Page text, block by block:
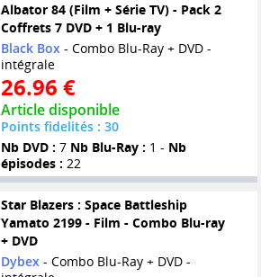
Albator 84 (Film + Série TV) - Pack 2
Coffrets 7 DVD + 1 Blu-ray
Black Box- Combo Blu-Ray + DVD -
intégrale
26.96 €
Article disponible
Points fidelités : 30
Nb DVD : 7 Nb Blu-Ray : 1 - Nb
épisodes : 22
Star Blazers : Space Battleship
Yamato 2199 - Film - Combo Blu-ray
+ DVD
Dybex- Combo Blu-Ray + DVD -